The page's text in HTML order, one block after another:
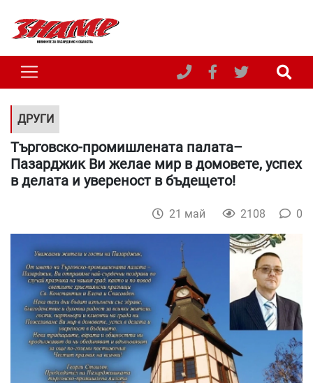
ДРУГИ
Търговско-промишлената палата–
Пазарджик Ви желае мир в домовете, успех
в делата и увереност в бъдещето!
21 май 2108 0